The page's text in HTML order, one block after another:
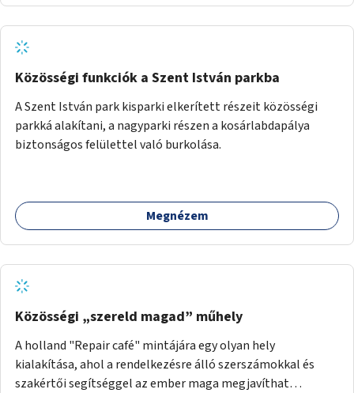
Közösségi funkciók a Szent István parkba
A Szent István park kisparki elkerített részeit közösségi
parkká alakítani, a nagyparki részen a kosárlabdapálya
biztonságos felülettel való burkolása.
Megnézem
Közösségi „szereld magad” műhely
A holland "Repair café" mintájára egy olyan hely
kialakítása, ahol a rendelkezésre álló szerszámokkal és
szakértői segítséggel az ember maga megjavíthat